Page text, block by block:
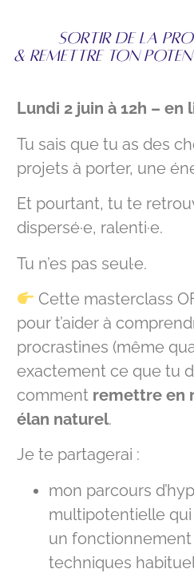
Sortir de la
& remettre ton
Lundi 2 juin à 12h – en
Tu sais que tu as des
projets à porter, une
Et pourtant, tu te
dispersé·e, ralenti·e.
Tu n’es pas seul·e.
Cette masterclass
pour t’aider à
procrastines (même
exactement ce que tu
comment remettre en
élan naturel.
Je te partagerai :
mon parcours
multipotentielle qui
un fonctionnement
techniques